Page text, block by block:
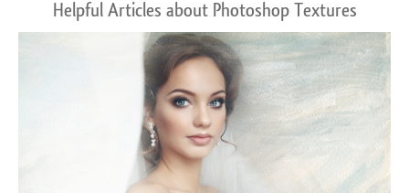
Helpful Articles about Photoshop Textures